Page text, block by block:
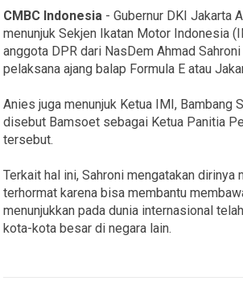
CMBC Indonesia - Gubernur DKI Jakarta
menunjuk Sekjen Ikatan Motor Indonesia
anggota DPR dari NasDem Ahmad
pelaksana ajang balap Formula E atau
Anies juga menunjuk Ketua IMI, Bambang
disebut Bamsoet sebagai Ketua Panitia
tersebut.
Terkait hal ini, Sahroni mengatakan dirinya
terhormat karena bisa membantu
menunjukkan pada dunia internasional
kota-kota besar di negara lain.